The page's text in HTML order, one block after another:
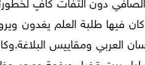
فيها طلبة العلم يغدون
العربي ومقاييس